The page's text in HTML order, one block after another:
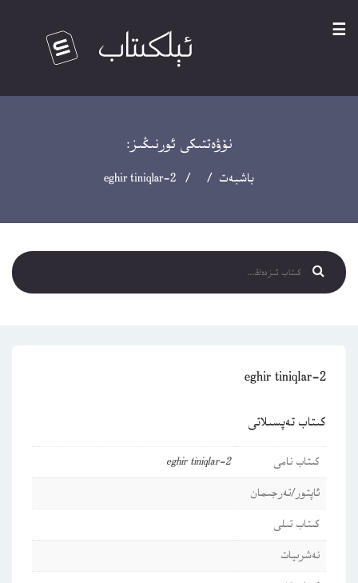
☰
نۆۋەتتىكى ئورنىڭىز:
باشبەت / / eghir tiniqlar-2
eghir tiniqlar-2
كىتاب تەپسىلاتى
كىتاب نامى
eghir tiniqlar-2
ئاپتور/تەرجىمان
كىتاب تىلى
نەشرىيات